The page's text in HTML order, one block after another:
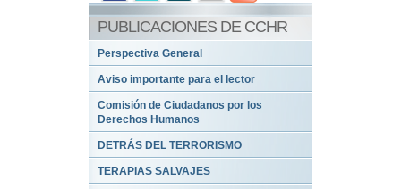
PUBLICACIONES DE CCHR
Perspectiva General
Aviso importante para el lector
Comisión de Ciudadanos por los
Derechos Humanos
DETRÁS DEL TERRORISMO
TERAPIAS SALVAJES